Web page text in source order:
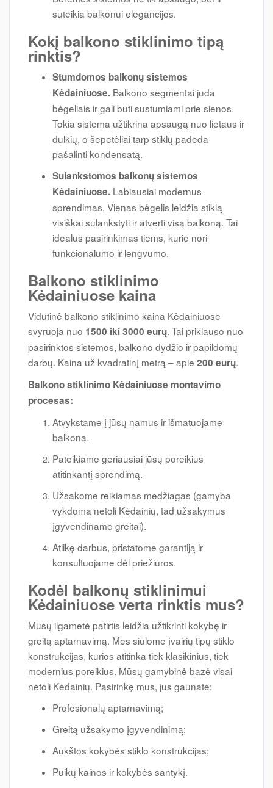
suteikia balkonui elegancijos.
Kokį balkono stiklinimo tipą
rinktis?
Stumdomos balkonų sistemos
Kėdainiuose. Balkono segmentai juda
bėgeliais ir gali būti sustumiami prie sienos.
Tokia sistema užtikrina apsaugą nuo lietaus ir
dulkių, o šepetėliai tarp stiklų padeda
pašalinti kondensatą.
Sulankstomos balkonų sistemos
Kėdainiuose. Labiausiai modernus
sprendimas. Vienas bėgelis leidžia stiklą
visiškai sulankstyti ir atverti visą balkoną. Tai
idealus pasirinkimas tiems, kurie nori
funkcionalumo ir lengvumo.
Balkono stiklinimo
Kėdainiuose kaina
Vidutinė balkono stiklinimo kaina Kėdainiuose
svyruoja nuo 1500 iki 3000 eurų. Tai priklauso nuo
pasirinktos sistemos, balkono dydžio ir papildomų
darbų. Kaina už kvadratinį metrą – apie 200 eurų.
Balkono stiklinimo Kėdainiuose montavimo
procesas:
Atvykstame į jūsų namus ir išmatuojame
balkoną.
Pateikiame geriausiai jūsų poreikius
atitinkantį sprendimą.
Užsakome reikiamas medžiagas (gamyba
vykdoma netoli Kėdainių, tad užsakymus
įgyvendiname greitai).
Atlikę darbus, pristatome garantiją ir
konsultuojame dėl priežiūros.
Kodėl balkonų stiklinimui
Kėdainiuose verta rinktis mus?
Mūsų ilgametė patirtis leidžia užtikrinti kokybę ir
greitą aptarnavimą. Mes siūlome įvairių tipų stiklo
konstrukcijas, kurios atitinka tiek klasikinius, tiek
modernius poreikius. Mūsų gamybinė bazė visai
netoli Kėdainių. Pasirinkę mus, jūs gaunate:
Profesionalų aptarnavimą;
Greitą užsakymo įgyvendinimą;
Aukštos kokybės stiklo konstrukcijas;
Puikų kainos ir kokybės santykį.